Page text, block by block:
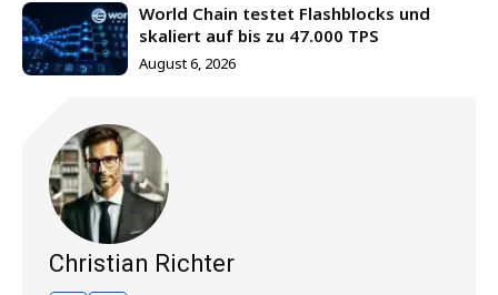
World Chain testet Flashblocks und
skaliert auf bis zu 47.000 TPS
August 6, 2026
Christian Richter